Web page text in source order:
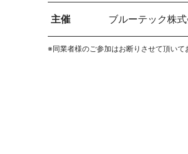
主催 ブルーテック株
※同業者様のご参加はお断りさせて頂いて